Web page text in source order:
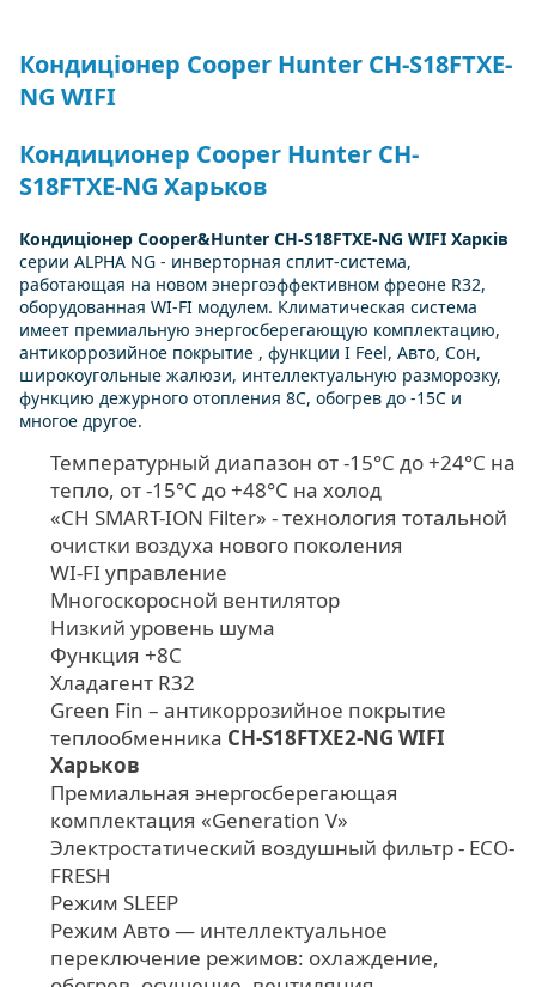
Кондиціонер Cooper Hunter CH-S18FTXE-
NG WIFI
Кондиционер Cooper Hunter CH-
S18FTXE-NG Харьков
Кондиціонер Cooper&Hunter CH-S18FTXE-NG WIFI Харків
серии ALPHA NG - инверторная сплит-система,
работающая на новом энергоэффективном фреоне R32,
оборудованная WI-FI модулем. Климатическая система
имеет премиальную энергосберегающую комплектацию,
антикоррозийное покрытие , функции I Feel, Авто, Сон,
широкоугольные жалюзи, интеллектуальную разморозку,
функцию дежурного отопления 8С, обогрев до -15С и
многое другое.
Температурный диапазон от -15°C до +24°C на
тепло, от -15°C до +48°C на холод
«CH SMART-ION Filter» - технология тотальной
очистки воздуха нового поколения
WI-FI управление
Многоскоросной вентилятор
Низкий уровень шума
Функция +8С
Хладагент R32
Green Fin – антикоррозийное покрытие
теплообменника CH-S18FTXE2-NG WIFI
Харьков
Премиальная энергосберегающая
комплектация «Generation V»
Электростатический воздушный фильтр - ЕСО-
FRESH
Режим SLЕЕР
Режим Авто — интеллектуальное
переключение режимов: охлаждение,